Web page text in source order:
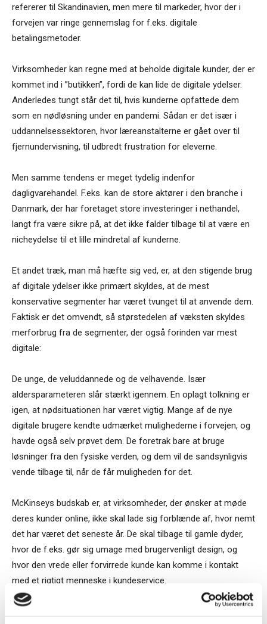
refererer til Skandinavien, men mere til markeder, hvor der i
forvejen var ringe gennemslag for f.eks. digitale
betalingsmetoder.
Virksomheder kan regne med at beholde digitale kunder, der er
kommet ind i ”butikken”, fordi de kan lide de digitale ydelser.
Anderledes tungt står det til, hvis kunderne opfattede dem
som en nødløsning under en pandemi. Sådan er det især i
uddannelsessektoren, hvor læreanstalterne er gået over til
fjernundervisning, til udbredt frustration for eleverne.
Men samme tendens er meget tydelig indenfor
dagligvarehandel. F.eks. kan de store aktører i den branche i
Danmark, der har foretaget store investeringer i nethandel,
langt fra være sikre på, at det ikke falder tilbage til at være en
nicheydelse til et lille mindretal af kunderne.
Et andet træk, man må hæfte sig ved, er, at den stigende brug
af digitale ydelser ikke primært skyldes, at de mest
konservative segmenter har været tvunget til at anvende dem.
Faktisk er det omvendt, så størstedelen af væksten skyldes
merforbrug fra de segmenter, der også forinden var mest
digitale:
De unge, de veluddannede og de velhavende. Især
aldersparameteren slår stærkt igennem. En oplagt tolkning er
igen, at nødsituationen har været vigtig. Mange af de nye
digitale brugere kendte udmærket mulighederne i forvejen, og
havde også selv prøvet dem. De foretrak bare at bruge
løsninger fra den fysiske verden, og dem vil de sandsynligvis
vende tilbage til, når de får muligheden for det.
McKinseys budskab er, at virksomheder, der ønsker at møde
deres kunder online, ikke skal lade sig forblænde af, hvor nemt
det har været det seneste år. De skal tilbage til gamle dyder,
hvor de f.eks. gør sig umage med brugervenligt design, og
hvor den vrede eller forvirrede kunde kan komme i kontakt
med et rigtigt menneske i kundeservice.